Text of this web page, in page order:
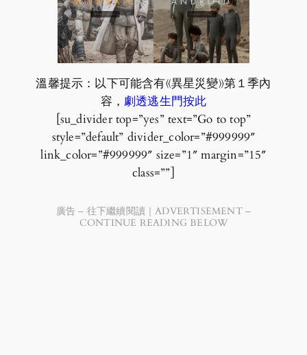
溫馨提示：以下可能含有《異星災變》第１季內
容， 劇透逃生門按此
[su_divider top=”yes” text=”Go to top”
style=”default” divider_color=”#999999″
link_color=”#999999″ size=”1″ margin=”15″
class=””]
廣告 – 往下繼續閱讀｜ADVERTISEMENT –
CONTINUE READING BELOW